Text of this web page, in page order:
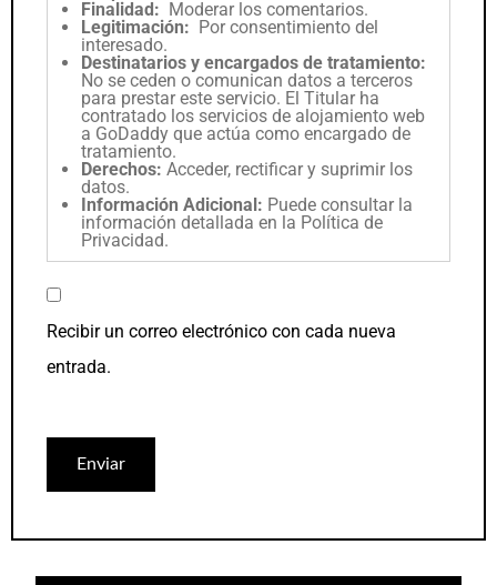
Finalidad: Moderar los comentarios.
Legitimación: Por consentimiento del
interesado.
Destinatarios y encargados de tratamiento:
No se ceden o comunican datos a terceros
para prestar este servicio. El Titular ha
contratado los servicios de alojamiento web
a GoDaddy que actúa como encargado de
tratamiento.
Derechos: Acceder, rectificar y suprimir los
datos.
Información Adicional: Puede consultar la
información detallada en la Política de
Privacidad.
Recibir un correo electrónico con cada nueva
entrada.